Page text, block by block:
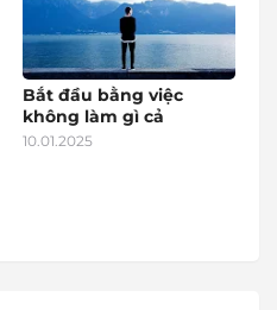
Bắt đầu bằng việc
không làm gì cả
10.01.2025